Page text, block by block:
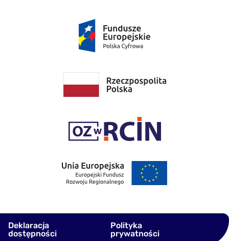
Deklaracja
dostępności
Polityka
prywatności